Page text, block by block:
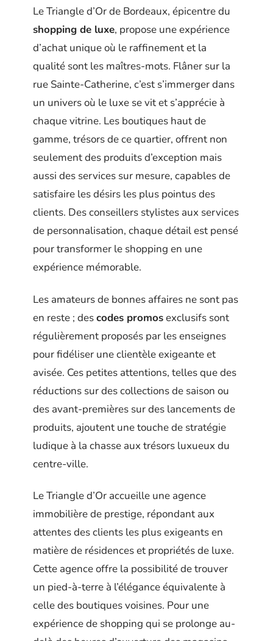
Le Triangle d’Or de Bordeaux, épicentre du
shopping de luxe, propose une expérience
d’achat unique où le raffinement et la
qualité sont les maîtres-mots. Flâner sur la
rue Sainte-Catherine, c’est s’immerger dans
un univers où le luxe se vit et s’apprécie à
chaque vitrine. Les boutiques haut de
gamme, trésors de ce quartier, offrent non
seulement des produits d’exception mais
aussi des services sur mesure, capables de
satisfaire les désirs les plus pointus des
clients. Des conseillers stylistes aux services
de personnalisation, chaque détail est pensé
pour transformer le shopping en une
expérience mémorable.
Les amateurs de bonnes affaires ne sont pas
en reste ; descodes promosexclusifs sont
régulièrement proposés par les enseignes
pour fidéliser une clientèle exigeante et
avisée. Ces petites attentions, telles que des
réductions sur des collections de saison ou
des avant-premières sur des lancements de
produits, ajoutent une touche de stratégie
ludique à la chasse aux trésors luxueux du
centre-ville.
Le Triangle d’Or accueille une agence
immobilière de prestige, répondant aux
attentes des clients les plus exigeants en
matière de résidences et propriétés de luxe.
Cette agence offre la possibilité de trouver
un pied-à-terre à l’élégance équivalente à
celle des boutiques voisines. Pour une
expérience de shopping qui se prolonge au-